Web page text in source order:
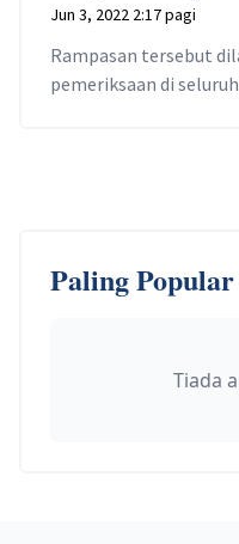
Jun 3, 2022 2:17 pagi
Rampasan tersebut
pemeriksaan di
Paling Popular
Tiada